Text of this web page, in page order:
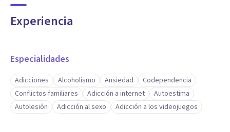
Experiencia
Especialidades
Adicciones Alcoholismo Ansiedad
Codependencia
Conflictos familiares
Adicción a internet
Autoestima
Autolesión
Adicción al sexo Adicción a los videojuegos